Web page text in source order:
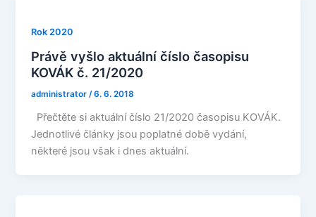
Rok 2020
Právě vyšlo aktuální číslo časopisu
KOVÁK č. 21/2020
administrator /6. 6. 2018
Přečtěte si aktuální číslo 21/2020 časopisu KOVÁK.
Jednotlivé články jsou poplatné době vydání,
některé jsou však i dnes aktuální.